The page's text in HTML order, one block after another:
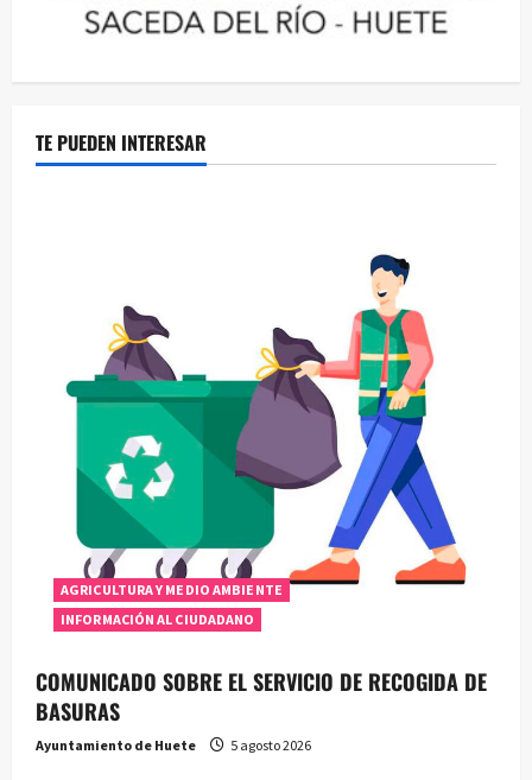
TE PUEDEN INTERESAR
AGRICULTURA Y MEDIO AMBIENTE
INFORMACIÓN AL CIUDADANO
COMUNICADO SOBRE EL SERVICIO DE RECOGIDA DE
BASURAS
Ayuntamiento de Huete 5 agosto 2026